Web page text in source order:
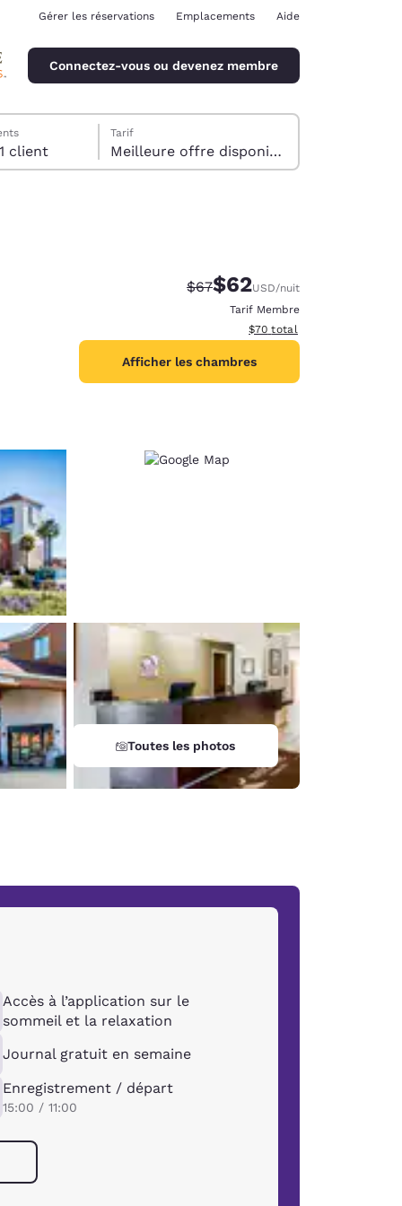
Gérer les réservations Emplacements Aide
Connectez-vous ou devenez membre
1 Chambre , 1 client
Tarif
Meilleure offre disponible
Tarif barré :
$67Tarif réduit :
$62USD/nuit
Tarif Membre
Afficher les détails du total
$70 total
Afficher les chambres
Toutes les photos
Accès à l’application sur le
sommeil et la relaxation
Journal gratuit en semaine
Enregistrement / départ
15:00 / 11:00